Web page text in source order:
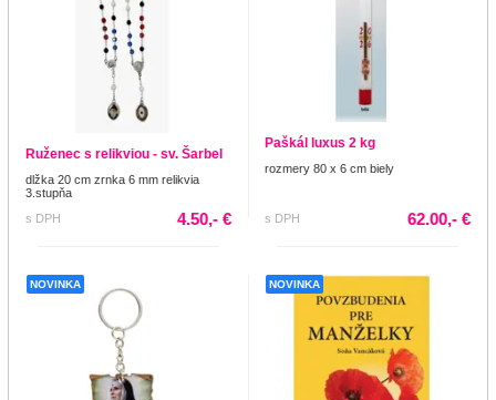
Ruženec s relikviou - sv. Šarbel
dlžka 20 cm zrnka 6 mm relikvia
3.stupňa
s DPH
4.50,- €
Paškál luxus 2 kg
rozmery 80 x 6 cm biely
s DPH 62.00,- €
NOVINKA NOVINKA